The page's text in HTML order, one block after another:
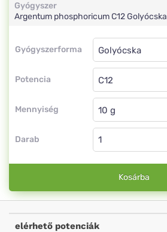
Gyógyszer
Argentum phosphoricumC12Golyócska
Gyógyszerforma
Gyógyszerforma
Potencia
Golyócska
C12
Mennyiség
Golyócska
Darab
Kosárba
elérhető potenciák